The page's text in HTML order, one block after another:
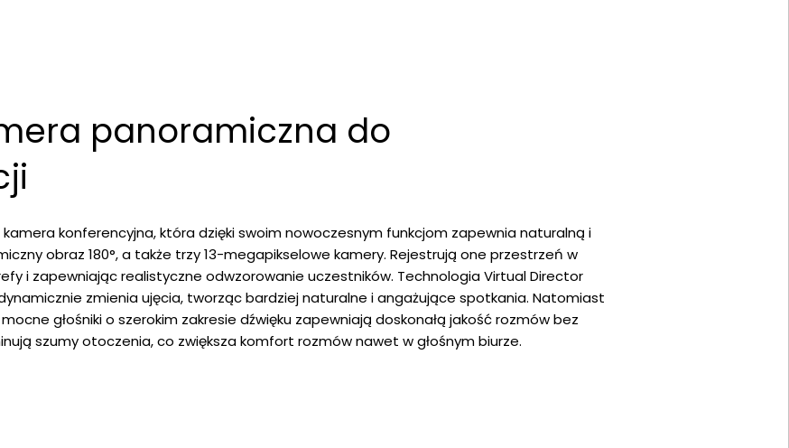
panoramiczna do
konferencyjna, która dzięki swoim nowoczesnym funkcjom zapewnia naturalną i
obraz 180°, a także trzy 13-megapikselowe kamery. Rejestrują one przestrzeń w
i zapewniając realistyczne odwzorowanie uczestników. Technologia Virtual Director
zmienia ujęcia, tworząc bardziej naturalne i angażujące spotkania. Natomiast
głośniki o szerokim zakresie dźwięku zapewniają doskonałą jakość rozmów bez
szumy otoczenia, co zwiększa komfort rozmów nawet w głośnym biurze.